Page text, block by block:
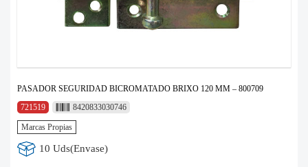
PASADOR SEGURIDAD BICROMATADO BRIXO 120 MM – 800709
721519
8420833030746
Marcas Propias
10 Uds(Envase)